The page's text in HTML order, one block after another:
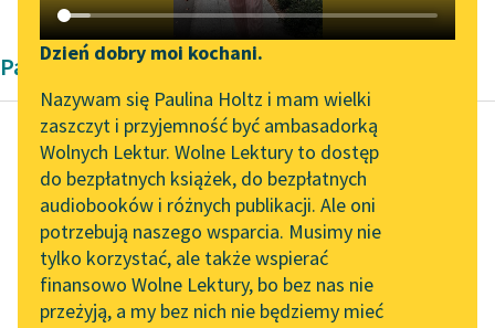
Katalog DAISY
Podkasty o książkach
Zgłoś brak utworu
Aktualności
„Prokurator Alicja Horn”
do słuchania
Byliśmy częścią AI Impact
Lab
Zapraszamy na spotkanie
online z tłumaczkami
Narzędzia
Mapa Wolnych Lektur
Leśmianator
Przewodnik dla piszących i
czytających
Dzień dobry moi kochani.
Nazywam się Paulina Holtz i mam wielki
zaszczyt i przyjemność być ambasadorką
Wolnych Lektur. Wolne Lektury to dostęp
do bezpłatnych książek, do bezpłatnych
audiobooków i różnych publikacji. Ale oni
potrzebują naszego wsparcia. Musimy nie
tylko korzystać, ale także wspierać
finansowo Wolne Lektury, bo bez nas nie
przeżyją, a my bez nich nie będziemy mieć
Pamiętnik Adelheid Popp
Adelheid Popp
Wspomnienia
młodej robotnicy
O szóstej rano, gdy
musiałam spieszyć do